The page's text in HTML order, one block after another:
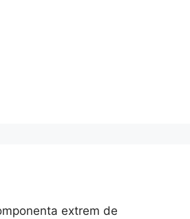
extrem de